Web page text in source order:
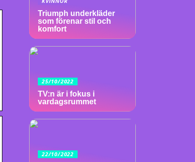
Triumph underkläder
som förenar stil och
komfort
25/10/2022
TV:n är i fokus i
vardagsrummet
22/10/2022